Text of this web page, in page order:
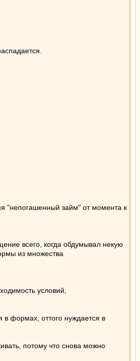
"непогашенный займ" от момента к
всего, когда обдумывал некую
из множества
условий,
в формах, оттого нуждается в
потому что снова можно